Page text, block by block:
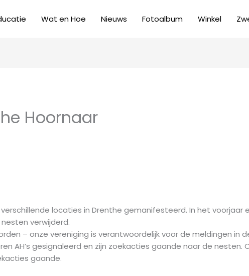
Wat en Hoe Nieuws Fotoalbum Winkel
Hoornaar
locaties in Drenthe gemanifesteerd. In het voorjaar
verwijderd.
– onze vereniging is verantwoordelijk voor de meldingen in
AH’s gesignaleerd en zijn zoekacties gaande naar de nesten.
gaande.